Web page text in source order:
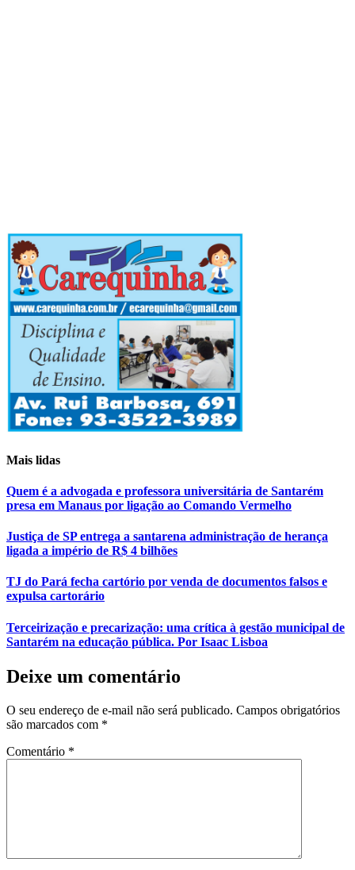
Mais lidas
Quem é a advogada e professora universitária de Santarém
presa em Manaus por ligação ao Comando Vermelho
Justiça de SP entrega a santarena administração de herança
ligada a império de R$ 4 bilhões
TJ do Pará fecha cartório por venda de documentos falsos e
expulsa cartorário
Terceirização e precarização: uma crítica à gestão municipal de
Santarém na educação pública. Por Isaac Lisboa
Deixe um comentário
O seu endereço de e-mail não será publicado. Campos obrigatórios
são marcados com *
Comentário *